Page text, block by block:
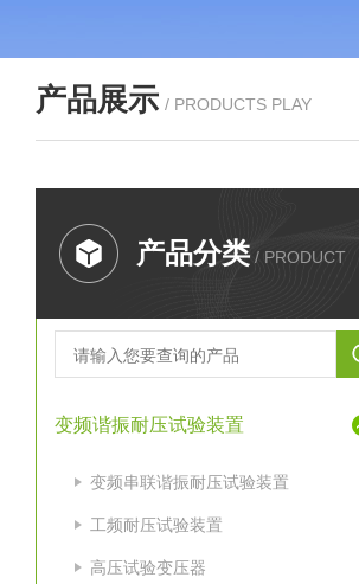
产品展示 / PRODUCTS PLAY
产品分类 / PRODUCT
变频谐振耐压试验装置
变频串联谐振耐压试验装置
工频耐压试验装置
高压试验变压器